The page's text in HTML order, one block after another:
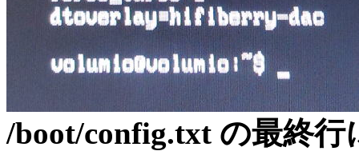
/boot/config.txt の最終